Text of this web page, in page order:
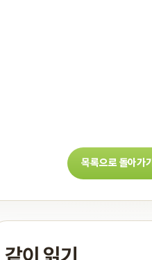
목록으로 돌아가기
같이 읽기